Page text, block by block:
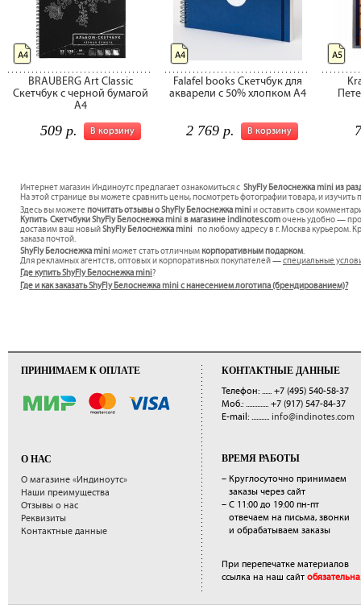
BRAUBERG Art Classic
Скетчбук с черной бумагой
A4
В корзину
509 р.
А4
Falafel books Скетчбук для
акварели с 50% хлопком A4
В корзину
2 769 р.
А4 А5
Интернет магазин Индиноутс предлагает ознакомиться с ShyFly Белоснежка mini из
На этой странице вы можете сравнить цены, посмотреть фотографии товара, и
Здесь вы можете почитать отзывы о ShyFly Белоснежка mini и оставить свои
Купить Скетчбуки ShyFly Белоснежка mini в магазине indinotes.comочень удобно —
доставим ваш новыйShyFly Белоснежка mini по любому адресу в г. Москва курьером.
заказа почтой.
ShyFly Белоснежка mini может стать отличнымкорпоративным подарком.
Для рекламных агентств, оптовых и корпоративных покупателей —специальные
Где купить ShyFly Белоснежка mini?
Где и как заказать ShyFly Белоснежка mini с нанесением логотипа (брендированием)?
ПРИНИМАЕМ К ОПЛАТЕ
О НАС
О магазине «Индиноутс»
Наши преимущества
Отзывы о нас
Реквизиты
Контактные данные
КОНТАКТНЫЕ ДАННЫЕ
Телефон: ...... +7 (495) 540-58-37
Моб.: .............. +7 (917) 547-84-37
E-mail: ........... info@indinotes.com
ВРЕМЯ РАБОТЫ
– Круглосуточно принимаем
заказы через сайт
– С 11:00 до 19:00 пн-пт
отвечаем на письма, звонки
и обрабатываем заказы
При перепечатке материалов
ссылка на наш сайт обязательна.